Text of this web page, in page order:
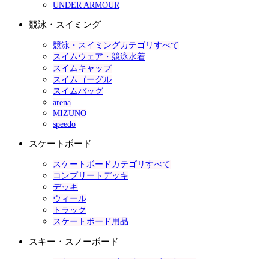
UNDER ARMOUR
競泳・スイミング
競泳・スイミングカテゴリすべて
スイムウェア・競泳水着
スイムキャップ
スイムゴーグル
スイムバッグ
arena
MIZUNO
speedo
スケートボード
スケートボードカテゴリすべて
コンプリートデッキ
デッキ
ウィール
トラック
スケートボード用品
スキー・スノーボード